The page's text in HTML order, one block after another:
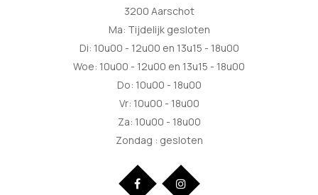
3200 Aarschot
Ma: Tijdelijk gesloten
Di: 10u00 - 12u00 en 13u15 - 18u00
Woe: 10u00 - 12u00 en 13u15 - 18u00
Do: 10u00 - 18u00
Vr: 10u00 - 18u00
Za: 10u00 - 18u00
Zondag : gesloten